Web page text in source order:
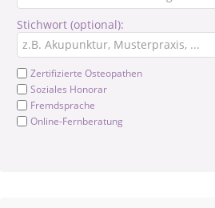
Stichwort (optional):
Zertifizierte Osteopathen
Soziales Honorar
Fremdsprache
Online-Fernberatung